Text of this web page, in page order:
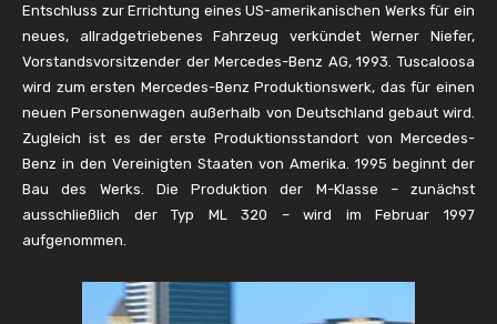
Entschluss zur Errichtung eines US-amerikanischen Werks für ein
neues, allradgetriebenes Fahrzeug verkündet Werner Niefer,
Vorstandsvorsitzender der Mercedes-Benz AG, 1993. Tuscaloosa
wird zum ersten Mercedes-Benz Produktionswerk, das für einen
neuen Personenwagen außerhalb von Deutschland gebaut wird.
Zugleich ist es der erste Produktionsstandort von Mercedes-
Benz in den Vereinigten Staaten von Amerika. 1995 beginnt der
Bau des Werks. Die Produktion der M-Klasse – zunächst
ausschließlich der Typ ML 320 – wird im Februar 1997
aufgenommen.